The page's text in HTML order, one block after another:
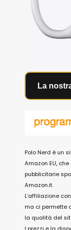
La
Polo Nerd è un
Amazon EU,
pubblicitarie
Amazon.it.
L’affiliazione
ma ci permette
la qualità del